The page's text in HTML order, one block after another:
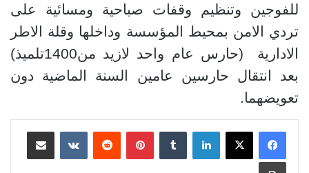
للفوجين وتنظيم وقفات صباحية ومسائية على
تردي الامن بمحيط المؤسسة وداخلها وقلة الاطر
الادارية
(حارس عام واحد لازيد من1400تلميذ)
بعد انتقال حارسين عامين السنة الماضية دون
تعويضهما.
لينكدإن بينتيريست مشاركة عبر البريد
طباعة